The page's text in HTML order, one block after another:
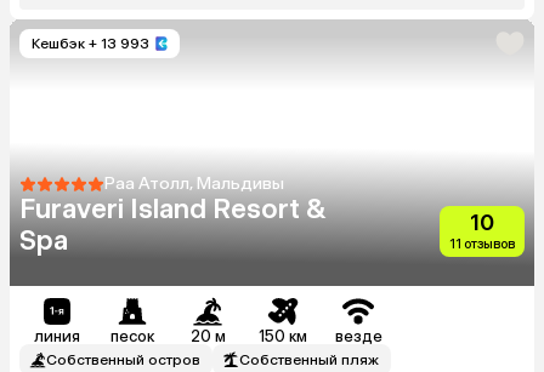
Кешбэк + 13 993
Раа Атолл, Мальдивы
Furaveri Island Resort &
Spa
10
11 отзывов
линия песок 20 м 150 км везде
Собственный остров Собственный пляж